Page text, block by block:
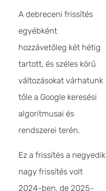
A debreceni frissítés
egyébként
hozzávetőleg két hétig
tartott, és széles körű
változásokat várhatunk
tőle a Google keresési
algoritmusai és
rendszerei terén.
Ez a frissítés a negyedik
nagy frissítés volt
2024-ben, de 2025-